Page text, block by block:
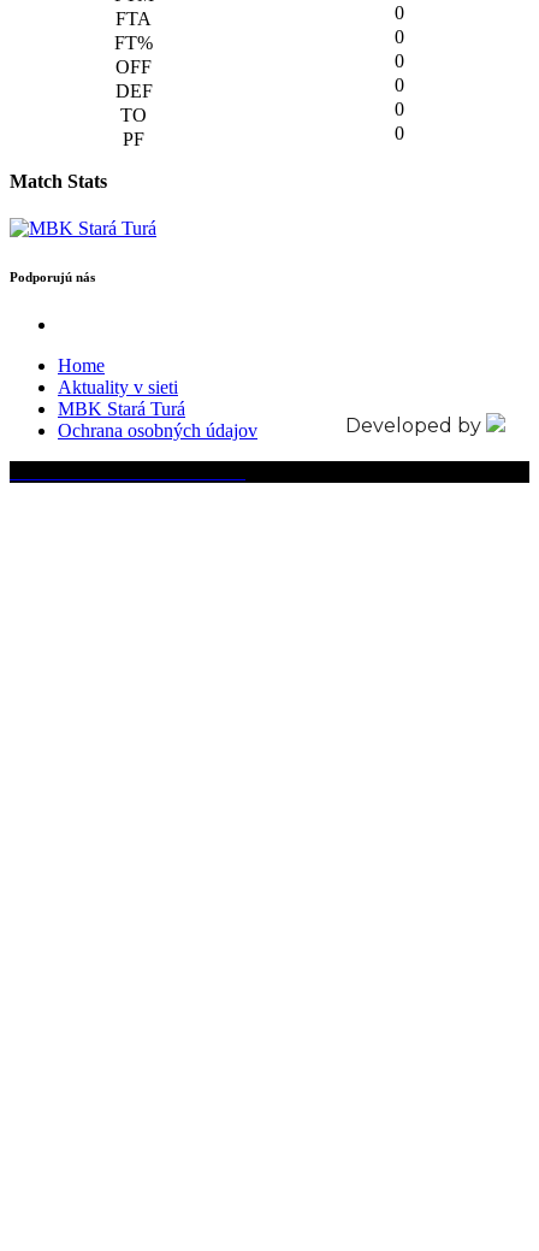
0
0
0
0
0
0
Match Stats
Podporujú nás
Home
Aktuality v sieti
MBK Stará Turá
Ochrana osobných údajov
Developed by